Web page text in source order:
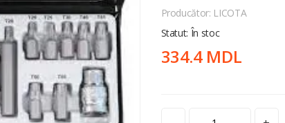
Producător: LICOTA
Statut: În stoc
334.4 MDL